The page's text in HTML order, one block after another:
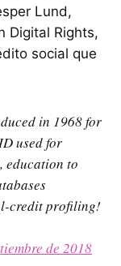
Lund,
Digital Rights,
social que
in 1968 for
used for
education to
credit profiling!
de 2018